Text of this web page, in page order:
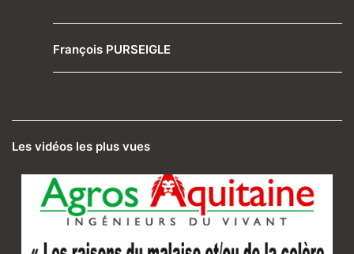
François PURSEIGLE
Les vidéos les plus vues